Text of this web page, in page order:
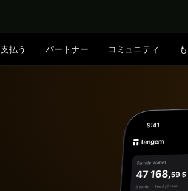
支払う パートナー コミュニティ